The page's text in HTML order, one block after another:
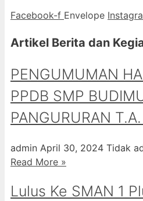
Facebook-f Envelope
Artikel Berita dan
PENGUMUMAN
PPDB SMP
PANGURURAN
admin April 30, 2024 Tidak
Read More »
Lulus Ke SMAN 1